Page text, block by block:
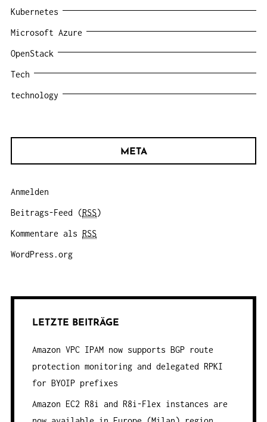
Kubernetes
Microsoft Azure
OpenStack
Tech
technology
META
Anmelden
Beitrags-Feed (RSS)
Kommentare als RSS
WordPress.org
LETZTE BEITRÄGE
Amazon VPC IPAM now supports BGP route
protection monitoring and delegated RPKI
for BYOIP prefixes
Amazon EC2 R8i and R8i-Flex instances are